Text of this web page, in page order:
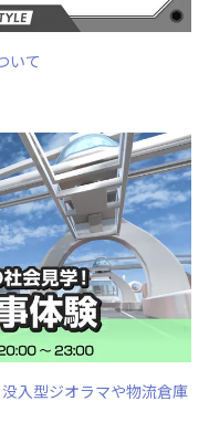
いて
入型ジオラマや物流倉庫